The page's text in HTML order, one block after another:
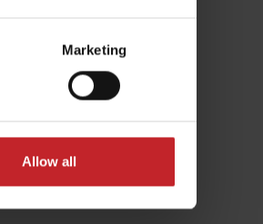
Marketing
Allow all
a partir de mayo de